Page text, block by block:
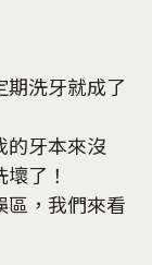
洗牙就成了
的牙本來沒
了！
區，我們來看